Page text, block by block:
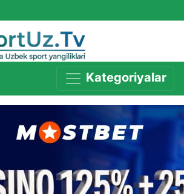
Kategoriyalar